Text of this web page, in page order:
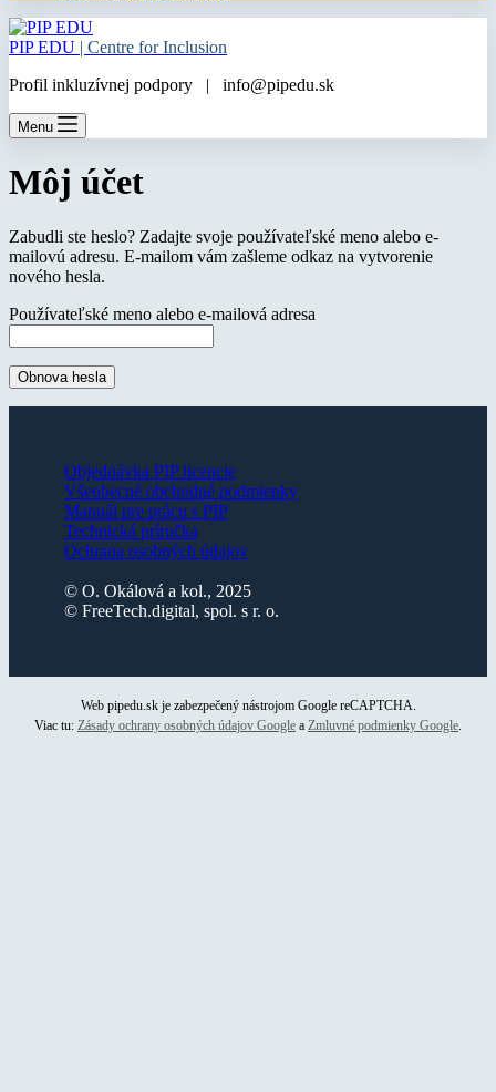
PIP EDU | Centre for Inclusion
Profil inkluzívnej podpory | info@pipedu.sk
Menu
Môj účet
Zabudli ste heslo? Zadajte svoje používateľské meno alebo e-
mailovú adresu. E-mailom vám zašleme odkaz na vytvorenie
nového hesla.
Používateľské meno alebo e-mailová adresa
Obnova hesla
Objednávka PIP licencie
Všeobecné obchodné podmienky
Manuál pre prácu s PIP
Technická príručka
Ochrana osobných údajov
© O. Okálová a kol., 2025
© FreeTech.digital, spol. s r. o.
Web pipedu.sk je zabezpečený nástrojom Google reCAPTCHA.
Viac tu: Zásady ochrany osobných údajov Google a Zmluvné podmienky Google